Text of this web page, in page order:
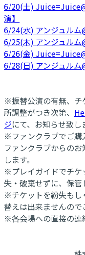
6/20(土)
演】
6/24(水) アンジュルム
6/25(木) アンジュルム
6/26(金)
6/28(日) アンジュルム
※振替公演の有無、チ
所調整がつき次第、
ジにて、お知らせ致し
※ファンクラブでご購
ファンクラブからの
します。
※プレイガイドでチケ
失・破棄せずに、保管
※チケットを紛失もし
替えは出来ませんので
※各会場への直接の連